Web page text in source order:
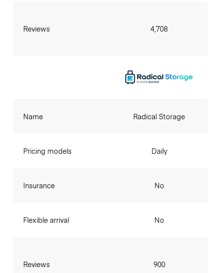
Reviews 4,708
Name
Pricing models
Insurance
Flexible arrival
Reviews
Radical Storage
Daily
No
No
900